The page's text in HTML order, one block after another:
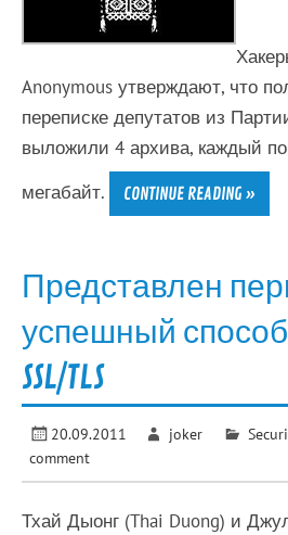
Anonymous утверждают, что
переписке депутатов из
выложили 4 архива, каждый по
мегабайт.
CONTINUE READING »
Представлен
успешный
SSL/TLS
20.09.2011 joker
comment
Тхай Дыонг (Thai Duong) и